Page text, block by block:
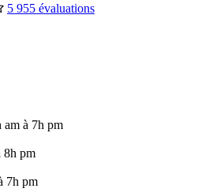
5 955 évaluations
am à 7h pm
8h pm
7h pm